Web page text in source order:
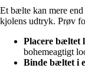
Et bælte kan mere
kjolens udtryk. Prøv
Placere bæltet
bohemeagtigt
Binde bæltet i